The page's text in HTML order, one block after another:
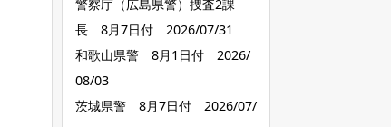
警察庁（広島県警）捜査2課
長 8月7日付 2026/07/31
和歌山県警 8月1日付 2026/
08/03
茨城県警 8月7日付 2026/07/